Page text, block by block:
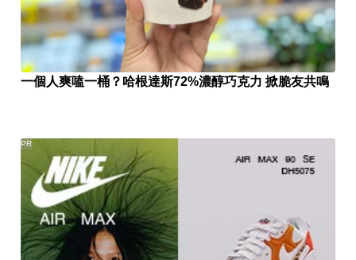
一個人爽嗑一桶？哈根達斯72%濃醇巧克力 掀脆友共鳴
PR